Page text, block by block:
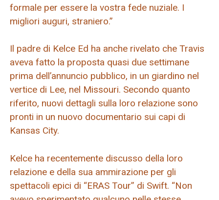
formale per essere la vostra fede nuziale. I
migliori auguri, straniero.”
Il padre di Kelce Ed ha anche rivelato che Travis
aveva fatto la proposta quasi due settimane
prima dell’annuncio pubblico, in un giardino nel
vertice di Lee, nel Missouri. Secondo quanto
riferito, nuovi dettagli sulla loro relazione sono
pronti in un nuovo documentario sui capi di
Kansas City.
Kelce ha recentemente discusso della loro
relazione e della sua ammirazione per gli
spettacoli epici di “ERAS Tour” di Swift. “Non